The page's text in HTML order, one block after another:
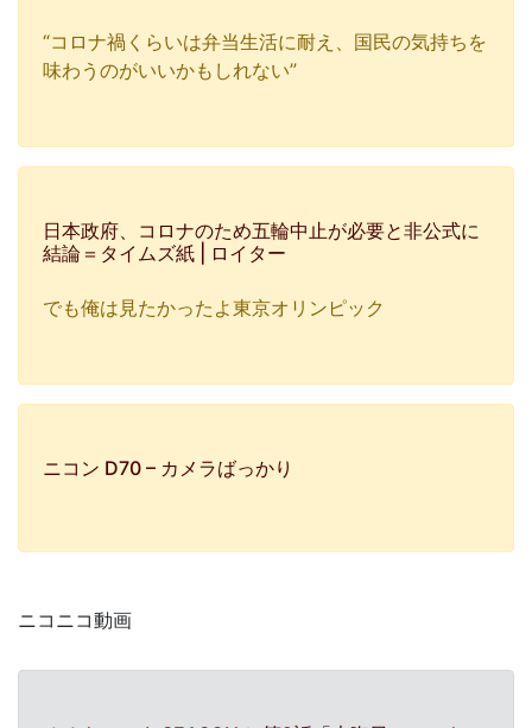
“コロナ禍くらいは弁当生活に耐え、国民の気持ちを
味わうのがいいかもしれない”
日本政府、コロナのため五輪中止が必要と非公式に
結論＝タイムズ紙 | ロイター
でも俺は見たかったよ東京オリンピック
ニコン D70 – カメラばっかり
ニコニコ動画